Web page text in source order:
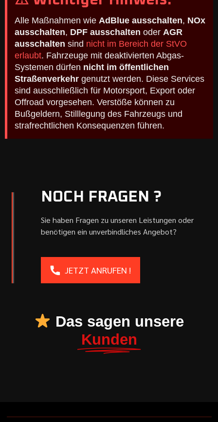
Alle Maßnahmen wie AdBlue ausschalten, NOx
ausschalten, DPF ausschalten oder AGR
ausschalten sind nicht im Bereich der StVO
erlaubt. Fahrzeuge mit deaktivierten Abgas-
Systemen dürfen nicht im öffentlichen
Straßenverkehr genutzt werden. Diese Services
sind ausschließlich für Motorsport, Export oder
Offroad vorgesehen. Verstöße können zu
Bußgeldern, Stilllegung des Fahrzeugs und
strafrechtlichen Konsequenzen führen.
NOCH FRAGEN ?
Sie haben Fragen zu unseren Leistungen oder
benötigen ein unverbindliches Angebot?
JETZT ANRUFEN !
Das sagen unsere
Kunden